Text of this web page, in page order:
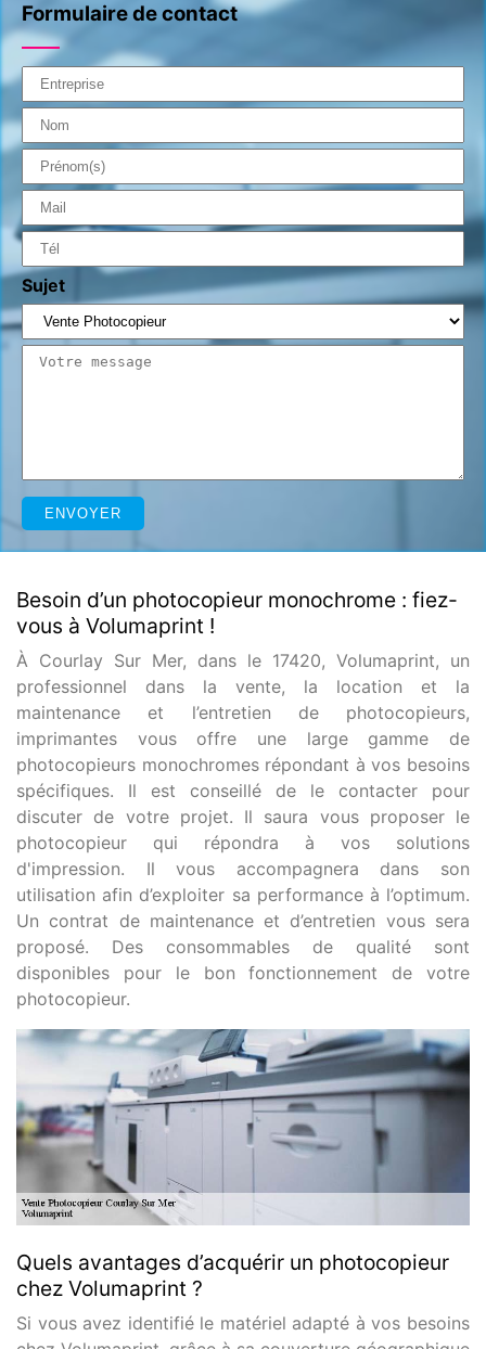
Formulaire de contact
Sujet
Besoin d’un photocopieur monochrome : fiez-
vous à Volumaprint !
À Courlay Sur Mer, dans le 17420, Volumaprint, un
professionnel dans la vente, la location et la
maintenance et l’entretien de photocopieurs,
imprimantes vous offre une large gamme de
photocopieurs monochromes répondant à vos besoins
spécifiques. Il est conseillé de le contacter pour
discuter de votre projet. Il saura vous proposer le
photocopieur qui répondra à vos solutions
d'impression. Il vous accompagnera dans son
utilisation afin d’exploiter sa performance à l’optimum.
Un contrat de maintenance et d’entretien vous sera
proposé. Des consommables de qualité sont
disponibles pour le bon fonctionnement de votre
photocopieur.
Quels avantages d’acquérir un photocopieur
chez Volumaprint ?
Si vous avez identifié le matériel adapté à vos besoins